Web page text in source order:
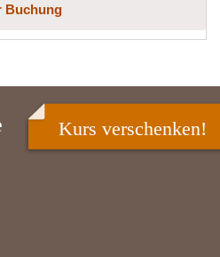
Buchung
Kurs verschenken!